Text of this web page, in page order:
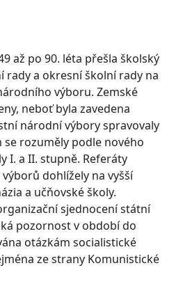
až po 90. léta přešla školský
rady a okresní školní rady na
výboru. Zemské
neboť byla zavedena
národní výbory spravovaly
se rozuměly podle nového
I. a II. stupně. Referáty
dohlížely na vyšší
a učňovské školy.
sjednocení státní
pozornost v období do
otázkám socialistické
ze strany Komunistické